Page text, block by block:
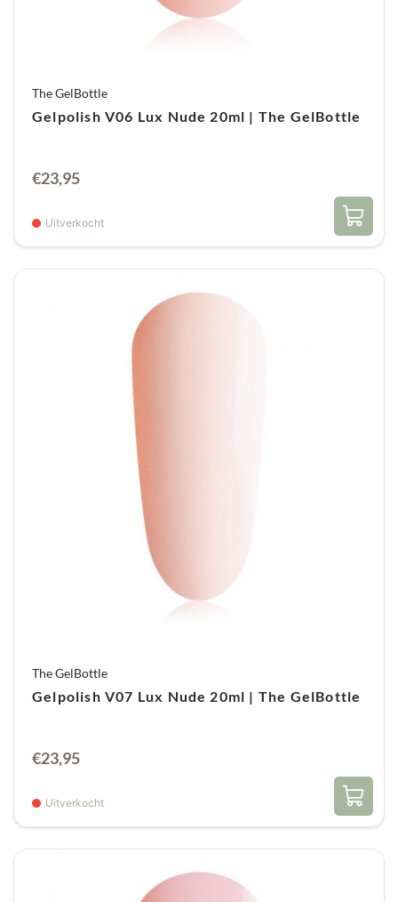
The GelBottle
Gelpolish V06 Lux Nude 20ml | The GelBottle
€23,95
Uitverkocht
The GelBottle
Gelpolish V07 Lux Nude 20ml | The GelBottle
€23,95
Uitverkocht